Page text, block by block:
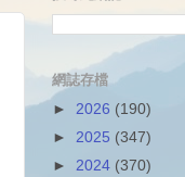
網誌存檔
► 2026 (190)
► 2025 (347)
► 2024 (370)